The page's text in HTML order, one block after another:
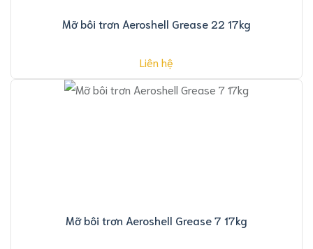
Mỡ bôi trơn Aeroshell Grease 22 17kg
Liên hệ
Mỡ bôi trơn Aeroshell Grease 7 17kg